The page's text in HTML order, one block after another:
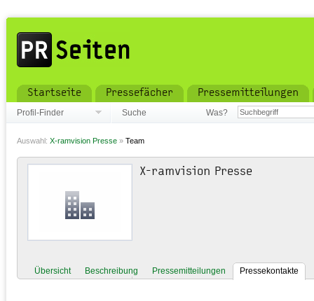
Startseite Pressefächer Pressemitteilungen
Profil-Finder Suche Was?
Auswahl: X-ramvision Presse » Team
X-ramvision Presse
Übersicht Beschreibung Pressemitteilungen Pressekontakte